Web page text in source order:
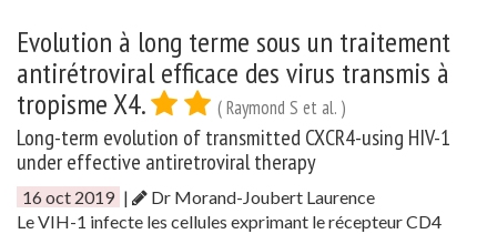
Evolution à long terme sous un traitement
antirétroviral efficace des virus transmis à
tropisme X4.
( Raymond S et al. )
Long-term evolution of transmitted CXCR4-using HIV-1
under effective antiretroviral therapy
16 oct 2019 |
Dr Morand-Joubert Laurence
Le VIH-1 infecte les cellules exprimant le récepteur CD4